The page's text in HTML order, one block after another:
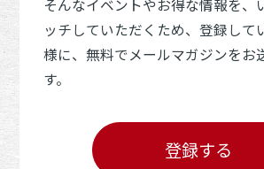
そんなイベントやお得な情報を、
ッチしていただくため、登録して
様に、無料でメールマガジンをお
す。
登録する